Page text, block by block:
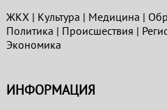
ЖКХ | Культура | Медицина |
Политика | Проиcшествия |
Экономика
ИНФОРМАЦИЯ